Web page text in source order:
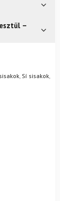
–
nélkül.
Sí sisakok